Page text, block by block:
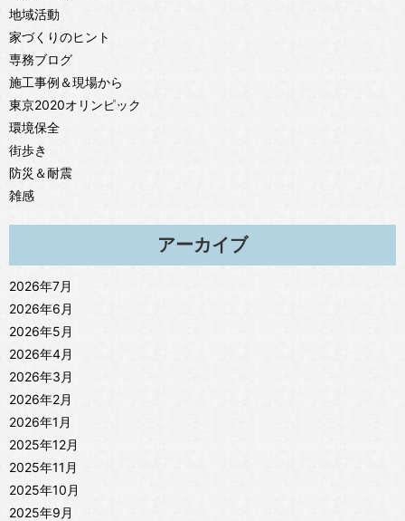
地域活動
家づくりのヒント
専務ブログ
施工事例＆現場から
東京2020オリンピック
環境保全
街歩き
防災＆耐震
雑感
アーカイブ
2026年7月
2026年6月
2026年5月
2026年4月
2026年3月
2026年2月
2026年1月
2025年12月
2025年11月
2025年10月
2025年9月